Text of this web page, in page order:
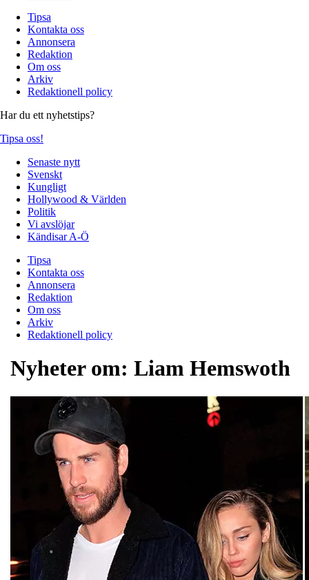
Tipsa
Kontakta oss
Annonsera
Redaktion
Om oss
Arkiv
Redaktionell policy
Har du ett nyhetstips?
Tipsa oss!
Senaste nytt
Svenskt
Kungligt
Hollywood & Världen
Politik
Vi avslöjar
Kändisar A-Ö
Tipsa
Kontakta oss
Annonsera
Redaktion
Om oss
Arkiv
Redaktionell policy
Nyheter om: Liam Hemswoth